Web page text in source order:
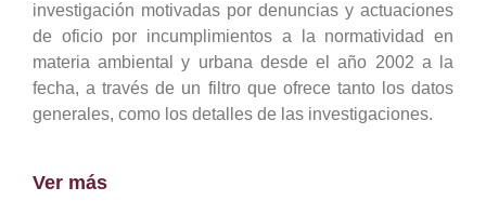
investigación motivadas por denuncias y actuaciones
de oficio por incumplimientos a la normatividad en
materia ambiental y urbana desde el año 2002 a la
fecha, a través de un filtro que ofrece tanto los datos
generales, como los detalles de las investigaciones.
Ver más